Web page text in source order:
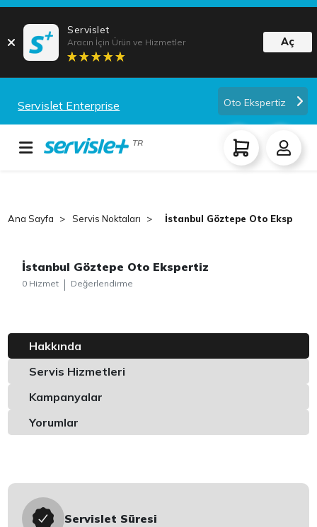
Servislet
Aracın İçin Ürün ve Hizmetler Aç
Servislet Enterprise Oto Ekspertiz
TR
Ana Sayfa Servis Noktaları İstanbul Göztepe Oto Ekspertiz
İstanbul Göztepe Oto Ekspertiz
0 Hizmet Değerlendirme
Hakkında
Servis Hizmetleri
Kampanyalar
Yorumlar
Servislet Süresi